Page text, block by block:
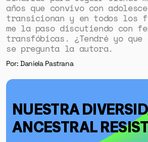
años que convivo con
transicionan y en todos los
me la paso discutiendo con
transfóbicas. ¿Tendré yo que
se pregunta la autora.
Por: Daniela Pastrana
NUESTRA
ANCESTRAL